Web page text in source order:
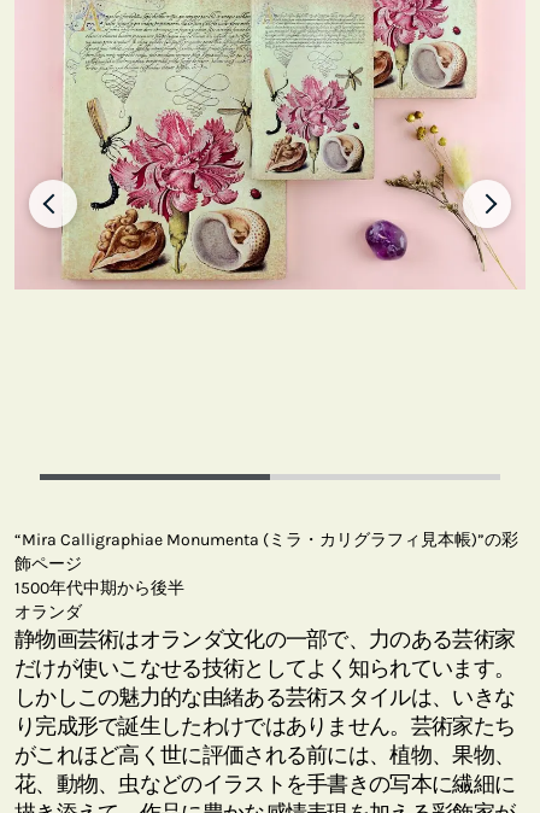
“Mira Calligraphiae Monumenta (ミラ・カリグラフィ見本帳)”の彩
飾ページ
1500年代中期から後半
オランダ
静物画芸術はオランダ文化の一部で、力のある芸術家
だけが使いこなせる技術としてよく知られています。
しかしこの魅力的な由緒ある芸術スタイルは、いきな
り完成形で誕生したわけではありません。芸術家たち
がこれほど高く世に評価される前には、植物、果物、
花、動物、虫などのイラストを手書きの写本に繊細に